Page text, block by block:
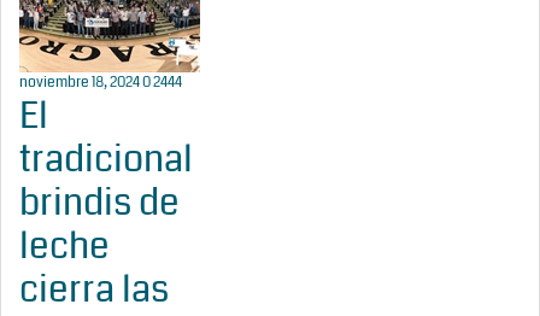
noviembre 18, 202402444
El
tradicional
brindis de
leche
cierra las